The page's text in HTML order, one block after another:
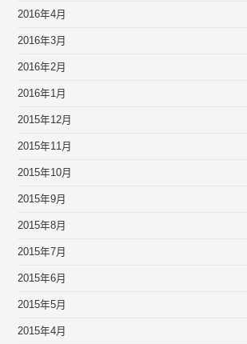
2016年4月
2016年3月
2016年2月
2016年1月
2015年12月
2015年11月
2015年10月
2015年9月
2015年8月
2015年7月
2015年6月
2015年5月
2015年4月